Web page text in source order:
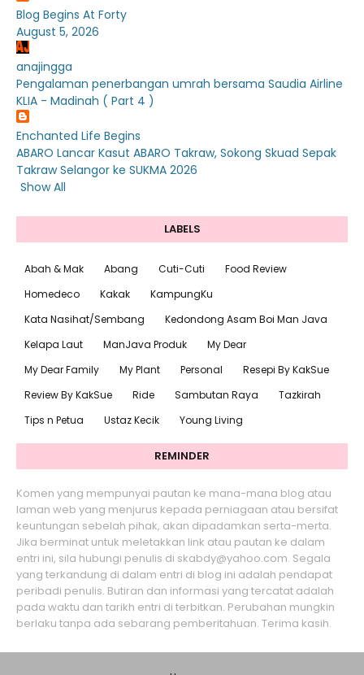
Blog Begins At Forty
August 5, 2026
anajingga
Pengalaman penerbangan umrah bersama Saudia Airline
KLIA - Madinah ( Part 4 )
Enchanted Life Begins
ABARO Lancar Kasut ABARO Takraw, Sokong Skuad Sepak
Takraw Selangor ke SUKMA 2026
Show All
LABELS
Abah & Mak Abang Cuti-Cuti
Food Review
Homedeco
Kakak
KampungKu
Kata Nasihat/Sembang
Kedondong Asam Boi Man Java
Kelapa Laut
ManJava Produk
My Dear
My Dear Family
My Plant Personal
Resepi By KakSue
Review By KakSue
Ride Sambutan Raya
Tazkirah
Tips n Petua
Ustaz Kecik Young Living
REMINDER
Komen yang mempunyai pautan ke mana-mana blog atau
laman web yang menjurus kepada perniagaan atau bersifat
keuntungan sebelah pihak, akan dipadamkan serta-merta.
Jika berminat untuk meletakkan link atau pautan ke dalam
entri ini, sila hubungi penulis di skabdy@yahoo.com. Segala
yang terkandung di dalam entri di blog ini adalah pendapat
peribadi penulis. Butiran dan informasi yang tercatat adalah
pada waktu dan tarikh entri di terbitkan. Perubahan mungkin
berlaku tanpa ada sebarang pemberitahuan. Terima kasih.